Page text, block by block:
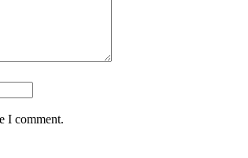
I comment.